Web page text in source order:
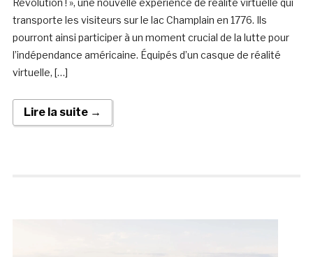
Révolution ! », une nouvelle expérience de réalité virtuelle qui
transporte les visiteurs sur le lac Champlain en 1776. Ils
pourront ainsi participer à un moment crucial de la lutte pour
l’indépendance américaine. Équipés d’un casque de réalité
virtuelle, […]
Lire la suite →